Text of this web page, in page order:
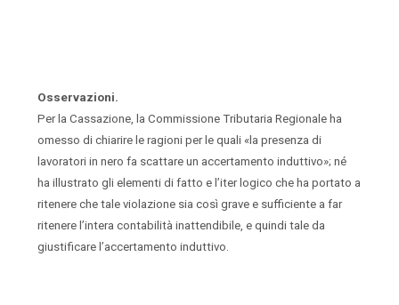
Osservazioni.
Per la Cassazione, la Commissione Tributaria Regionale ha
omesso di chiarire le ragioni per le quali «la presenza di
lavoratori in nero fa scattare un accertamento induttivo»; né
ha illustrato gli elementi di fatto e l’iter logico che ha portato a
ritenere che tale violazione sia così grave e sufficiente a far
ritenere l’intera contabilità inattendibile, e quindi tale da
giustificare l’accertamento induttivo.